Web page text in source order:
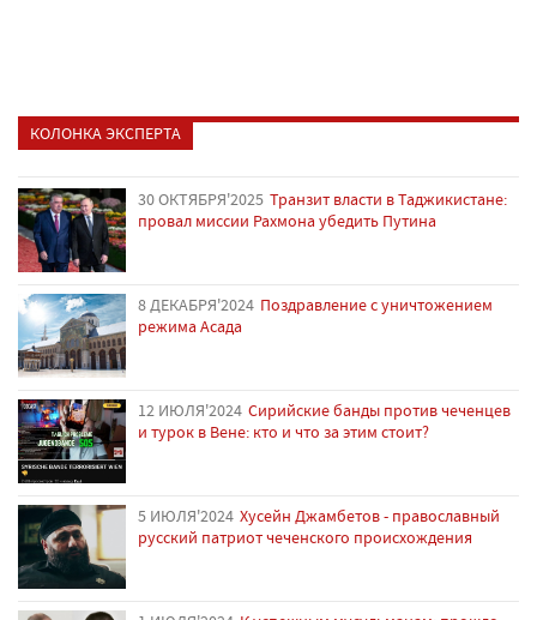
КОЛОНКА ЭКСПЕРТА
30 ОКТЯБРЯ'2025 Транзит власти в Таджикистане:
провал миссии Рахмона убедить Путина
8 ДЕКАБРЯ'2024 Поздравление с уничтожением
режима Асада
12 ИЮЛЯ'2024 Сирийские банды против чеченцев
и турок в Вене: кто и что за этим стоит?
5 ИЮЛЯ'2024 Хусейн Джамбетов - православный
русский патриот чеченского происхождения